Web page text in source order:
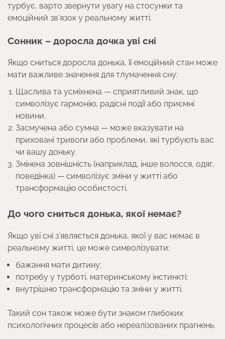
турбує, варто звернути увагу на стосунки та
емоційний зв’язок у реальному житті.
Сонник – доросла дочка уві сні
Якщо сниться доросла донька, її емоційний стан може
мати важливе значення для тлумачення сну:
Щаслива та усміхнена — сприятливий знак, що
символізує гармонію, радісні події або приємні
новини.
Засмучена або сумна — може вказувати на
приховані тривоги або проблеми, які турбують вас
чи вашу доньку.
Змінена зовнішність (наприклад, інше волосся, одяг,
поведінка) — символізує зміни у житті або
трансформацію особистості.
До чого сниться донька, якої немає?
Якщо уві сні з’являється донька, якої у вас немає в
реальному житті, це може символізувати:
бажання мати дитину;
потребу у турботі, материнському інстинкті;
внутрішню трансформацію та зміни у житті.
Такий сон також може бути знаком глибоких
психологічних процесів або нереалізованих прагнень.